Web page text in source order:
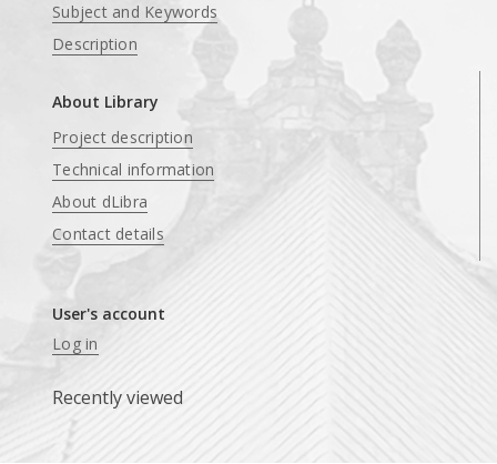
Subject and Keywords
Description
About Library
Project description
Technical information
About dLibra
Contact details
User's account
Log in
Recently viewed